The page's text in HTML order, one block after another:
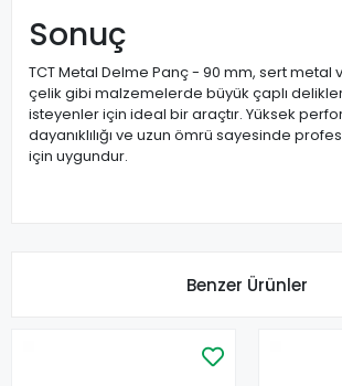
Sonuç
TCT Metal Delme Panç - 90 mm, sert metal
çelik gibi malzemelerde büyük çaplı
isteyenler için ideal bir araçtır. Yüksek
dayanıklılığı ve uzun ömrü sayesinde
için uygundur.
Benzer Ürünler